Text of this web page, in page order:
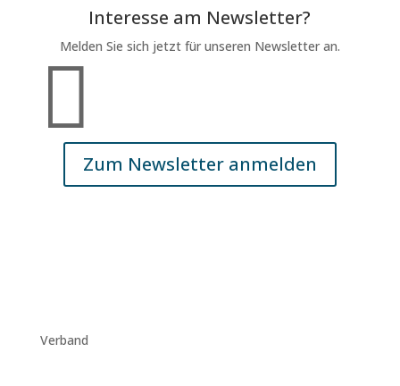
Interesse am Newsletter?
Melden Sie sich jetzt für unseren Newsletter an.

Zum Newsletter anmelden
Verband